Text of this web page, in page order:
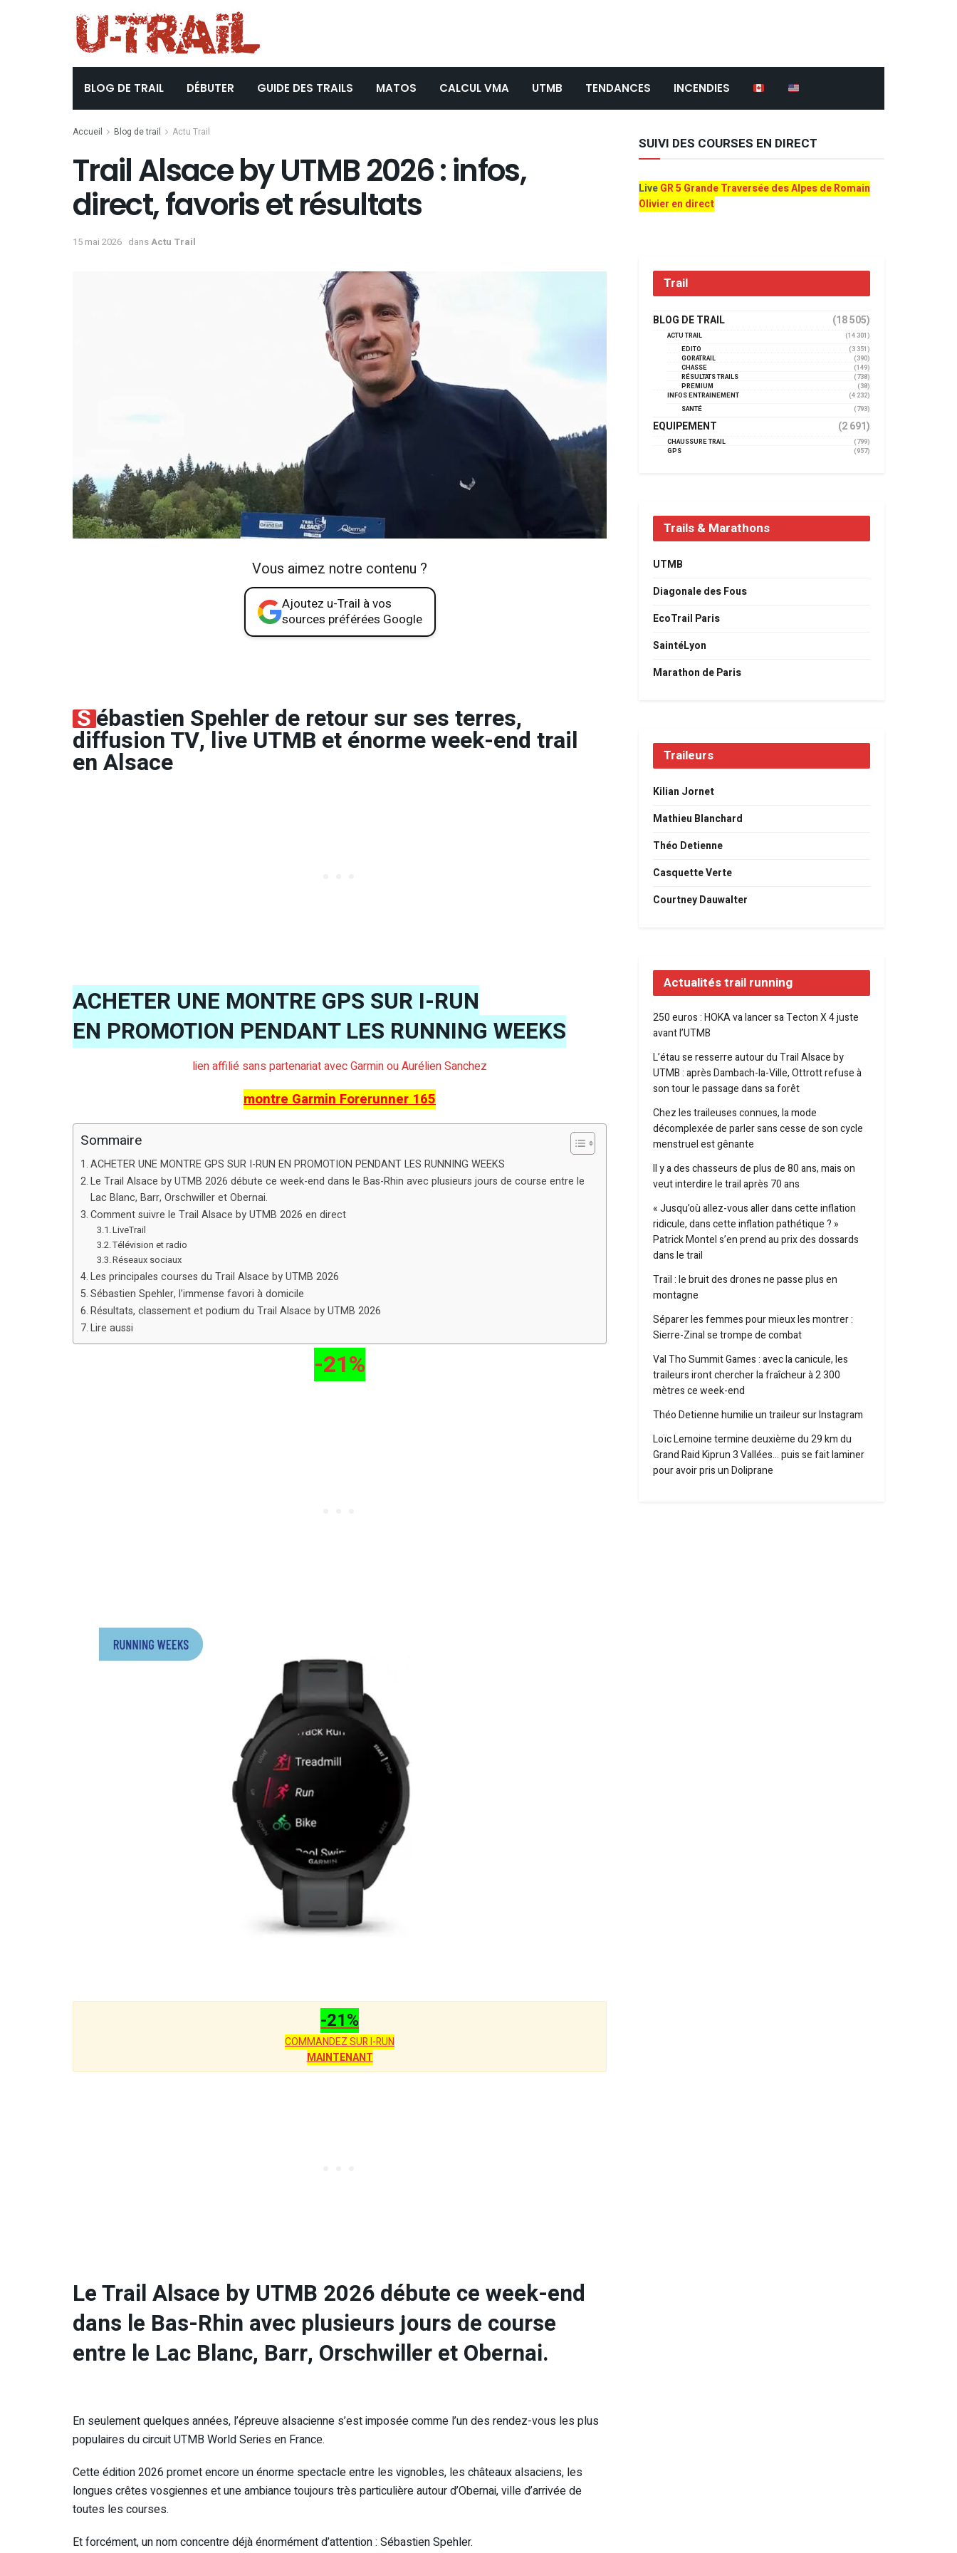
BLOG DE TRAIL DÉBUTER GUIDE DES TRAILS MATOS CALCUL VMA UTMB TENDANCES INCENDIES
Accueil Blog de trail Actu Trail
Trail Alsace by UTMB 2026 : infos,
direct, favoris et résultats
15 mai 2026 dansActu Trail
Vous aimez notre contenu ?
Ajoutez u-Trail à vos
sources préférées Google
Sébastien Spehler de retour sur ses terres,
diffusion TV, live UTMB et énorme week-end trail
en Alsace
ACHETER UNE MONTRE GPS SUR I-RUN
EN PROMOTION PENDANT LES RUNNING WEEKS
lien affilié sans partenariat avec Garmin ou Aurélien Sanchez
montre Garmin Forerunner 165
Sommaire
ACHETER UNE MONTRE GPS SUR I-RUN EN PROMOTION PENDANT LES RUNNING WEEKS
Le Trail Alsace by UTMB 2026 débute ce week-end dans le Bas-Rhin avec plusieurs jours de course entre le
Lac Blanc, Barr, Orschwiller et Obernai.
Comment suivre le Trail Alsace by UTMB 2026 en direct
LiveTrail
Télévision et radio
Réseaux sociaux
Les principales courses du Trail Alsace by UTMB 2026
Sébastien Spehler, l’immense favori à domicile
Résultats, classement et podium du Trail Alsace by UTMB 2026
Lire aussi
-21%
-21%
COMMANDEZ SUR I-RUN
MAINTENANT
Le Trail Alsace by UTMB 2026 débute ce week-end
dans le Bas-Rhin avec plusieurs jours de course
entre le Lac Blanc, Barr, Orschwiller et Obernai.
En seulement quelques années, l’épreuve alsacienne s’est imposée comme l’un des rendez-vous les plus
populaires du circuit UTMB World Series en France.
Cette édition 2026 promet encore un énorme spectacle entre les vignobles, les châteaux alsaciens, les
longues crêtes vosgiennes et une ambiance toujours très particulière autour d’Obernai, ville d’arrivée de
toutes les courses.
Et forcément, un nom concentre déjà énormément d’attention : Sébastien Spehler.
SUIVI DES COURSES EN DIRECT
LiveGR 5 Grande Traversée des Alpes de Romain
Olivier en direct
Trail
BLOG DE TRAIL (18 505)
ACTU TRAIL
(14 301)
EDITO
(3 351)
GORATRAIL
(390)
CHASSE
(149)
RÉSULTATS TRAILS
(738)
PREMIUM
(38)
INFOS ENTRAINEMENT
(4 232)
SANTÉ
(793)
EQUIPEMENT (2 691)
CHAUSSURE TRAIL
(799)
GPS
(957)
Trails & Marathons
UTMB
Diagonale des Fous
EcoTrail Paris
SaintéLyon
Marathon de Paris
Traileurs
Kilian Jornet
Mathieu Blanchard
Théo Detienne
Casquette Verte
Courtney Dauwalter
Actualités trail running
250 euros : HOKA va lancer sa Tecton X 4 juste
avant l’UTMB
L’étau se resserre autour du Trail Alsace by
UTMB : après Dambach-la-Ville, Ottrott refuse à
son tour le passage dans sa forêt
Chez les traileuses connues, la mode
décomplexée de parler sans cesse de son cycle
menstruel est gênante
Il y a des chasseurs de plus de 80 ans, mais on
veut interdire le trail après 70 ans
« Jusqu’où allez-vous aller dans cette inflation
ridicule, dans cette inflation pathétique ? »
Patrick Montel s’en prend au prix des dossards
dans le trail
Trail : le bruit des drones ne passe plus en
montagne
Séparer les femmes pour mieux les montrer :
Sierre-Zinal se trompe de combat
Val Tho Summit Games : avec la canicule, les
traileurs iront chercher la fraîcheur à 2 300
mètres ce week-end
Théo Detienne humilie un traileur sur Instagram
Loïc Lemoine termine deuxième du 29 km du
Grand Raid Kiprun 3 Vallées… puis se fait laminer
pour avoir pris un Doliprane